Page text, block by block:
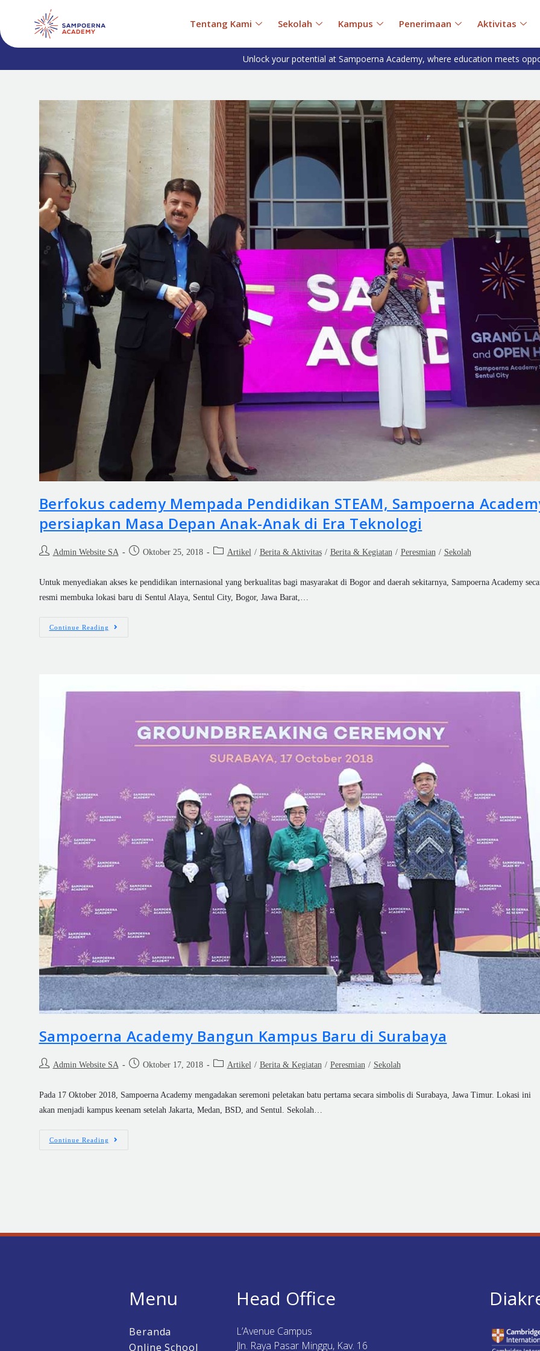
Tentang Kami Sekolah Kampus Penerimaan Aktivitas
Unlock your potential at Sampoerna Academy, where education meets
Berfokus cademy Mempada Pendidikan STEAM, Sampoerna
persiapkan Masa Depan Anak-Anak di Era Teknologi
Admin Website SA Oktober 25, 2018 Artikel / Berita & Aktivitas / Berita & Kegiatan / Peresmian / Sekolah
Untuk menyediakan akses ke pendidikan internasional yang berkualitas bagi masyarakat di Bogor and daerah sekitarnya, Sampoerna Academy
resmi membuka lokasi baru di Sentul Alaya, Sentul City, Bogor, Jawa Barat,…
Continue Reading
Sampoerna Academy Bangun Kampus Baru di Surabaya
Admin Website SA Oktober 17, 2018 Artikel / Berita & Kegiatan / Peresmian / Sekolah
Pada 17 Oktober 2018, Sampoerna Academy mengadakan seremoni peletakan batu pertama secara simbolis di Surabaya, Jawa Timur. Lokasi ini
akan menjadi kampus keenam setelah Jakarta, Medan, BSD, and Sentul. Sekolah…
Continue Reading
Menu
Beranda
Online School
Head Office
L’Avenue Campus
Jln. Raya Pasar Minggu, Kav. 16